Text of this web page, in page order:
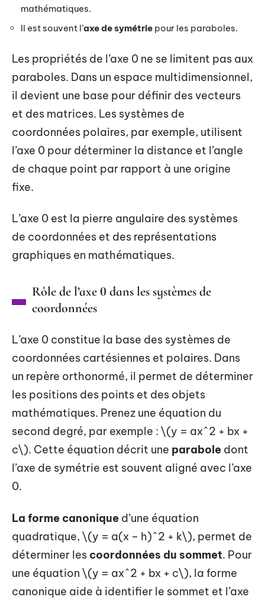
mathématiques.
Il est souvent l’axe de symétrie pour les paraboles.
Les propriétés de l’axe 0 ne se limitent pas aux
paraboles. Dans un espace multidimensionnel,
il devient une base pour définir des vecteurs
et des matrices. Les systèmes de
coordonnées polaires, par exemple, utilisent
l’axe 0 pour déterminer la distance et l’angle
de chaque point par rapport à une origine
fixe.
L’axe 0 est la pierre angulaire des systèmes
de coordonnées et des représentations
graphiques en mathématiques.
Rôle de l’axe 0 dans les systèmes de
coordonnées
L’axe 0 constitue la base des systèmes de
coordonnées cartésiennes et polaires. Dans
un repère orthonormé, il permet de déterminer
les positions des points et des objets
mathématiques. Prenez une équation du
second degré, par exemple : \(y = ax^2 + bx +
c\). Cette équation décrit une parabole dont
l’axe de symétrie est souvent aligné avec l’axe
0.
La forme canonique d’une équation
quadratique, \(y = a(x – h)^2 + k\), permet de
déterminer les coordonnées du sommet. Pour
une équation \(y = ax^2 + bx + c\), la forme
canonique aide à identifier le sommet et l’axe